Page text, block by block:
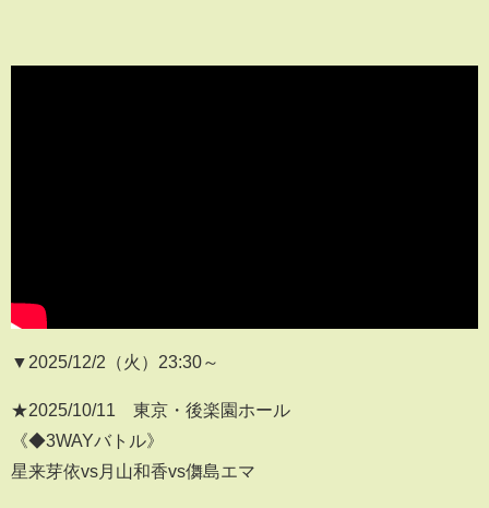
▼2025/12/2（火）23:30​​​​​​​​​​～
★2025/10/11 東京・後楽園ホール
《◆3WAYバトル》
星来芽依vs月山和香vs儛島エマ